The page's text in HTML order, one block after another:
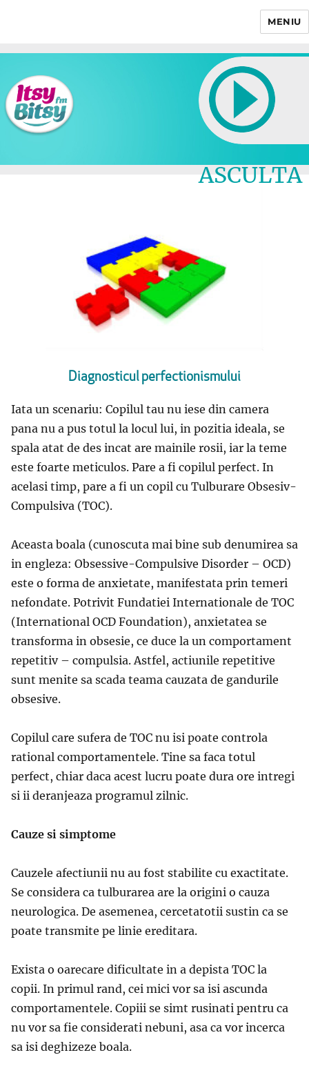
MENIU
ASCULTA
Diagnosticul perfectionismului
Iata un scenariu: Copilul tau nu iese din camera
pana nu a pus totul la locul lui, in pozitia ideala, se
spala atat de des incat are mainile rosii, iar la teme
este foarte meticulos. Pare a fi copilul perfect. In
acelasi timp, pare a fi un copil cu Tulburare Obsesiv-
Compulsiva (TOC).
Aceasta boala (cunoscuta mai bine sub denumirea sa
in engleza: Obsessive-Compulsive Disorder – OCD)
este o forma de anxietate, manifestata prin temeri
nefondate. Potrivit Fundatiei Internationale de TOC
(International OCD Foundation), anxietatea se
transforma in obsesie, ce duce la un comportament
repetitiv – compulsia. Astfel, actiunile repetitive
sunt menite sa scada teama cauzata de gandurile
obsesive.
Copilul care sufera de TOC nu isi poate controla
rational comportamentele. Tine sa faca totul
perfect, chiar daca acest lucru poate dura ore intregi
si ii deranjeaza programul zilnic.
Cauze si simptome
Cauzele afectiunii nu au fost stabilite cu exactitate.
Se considera ca tulburarea are la origini o cauza
neurologica. De asemenea, cercetatotii sustin ca se
poate transmite pe linie ereditara.
Exista o oarecare dificultate in a depista TOC la
copii. In primul rand, cei mici vor sa isi ascunda
comportamentele. Copiii se simt rusinati pentru ca
nu vor sa fie considerati nebuni, asa ca vor incerca
sa isi deghizeze boala.